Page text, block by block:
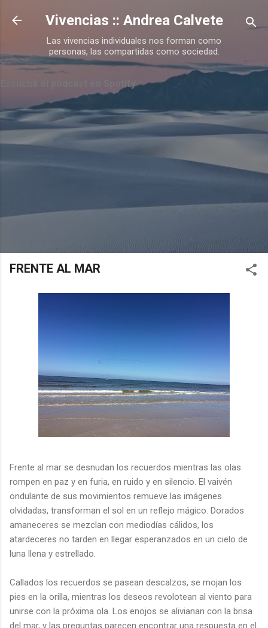
Ir al contenido principal
Vivencias :: Andrea Calvete
Las vivencias individuales nos forman como
personas, las compartidas como sociedad.
Escuchá el podcast en Spotify
FRENTE AL MAR
Frente al mar se desnudan los recuerdos mientras las olas
rompen en paz y en furia, en ruido y en silencio. El vaivén
ondulante de sus movimientos remueve las imágenes
olvidadas, transforman el sol en un reflejo mágico. Dorados
amaneceres se mezclan con mediodías cálidos, los
atardeceres no tarden en llegar esperanzados en un cielo de
luna llena y estrellado.
Callados los recuerdos se pasean descalzos, se mojan los
pies en la orilla, mientras los deseos revolotean al viento para
unirse con la próxima ola. Los enojos se alivianan con la brisa
del mar, y las preguntas parecen encontrar una respuesta en el